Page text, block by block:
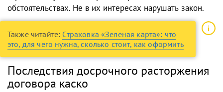
обстоятельствах. Не в их интересах нарушать закон.
Также читайте: Страховка «Зеленая карта»: что
это, для чего нужна, сколько стоит, как оформить
Последствия досрочного расторжения
договора каско